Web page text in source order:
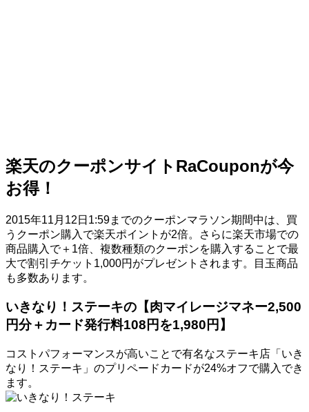
楽天のクーポンサイトRaCouponが今
お得！
2015年11月12日1:59までのクーポンマラソン期間中は、買
うクーポン購入で楽天ポイントが2倍。さらに楽天市場での
商品購入で＋1倍、複数種類のクーポンを購入することで最
大で割引チケット1,000円がプレゼントされます。目玉商品
も多数あります。
いきなり！ステーキの【肉マイレージマネー2,500
円分＋カード発行料108円を1,980円】
コストパフォーマンスが高いことで有名なステーキ店「いき
なり！ステーキ」のプリペードカードが24%オフで購入でき
ます。